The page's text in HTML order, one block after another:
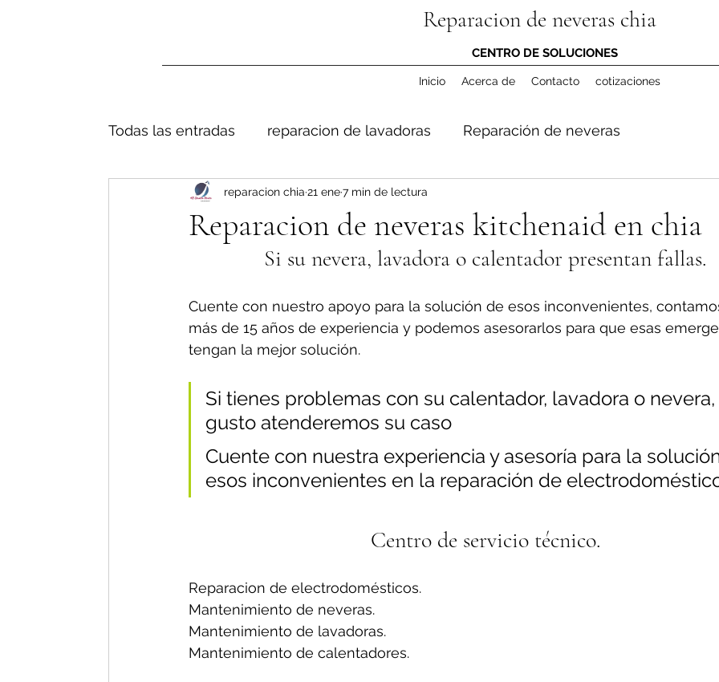
Reparacion de neveras chia
CENTRO DE SOLUCIONES
Inicio Acerca de Contacto cotizaciones
Todas las entradas reparacion de lavadoras Reparación de neveras
Reparacion de neveras kitchenaid en chia
reparacion chia 21 ene 7 min de lectura
Si su nevera, lavadora o calentador presentan fallas.
Cuente con nuestro apoyo para la solución de esos inconvenientes,
más de 15 años de experiencia y podemos asesorarlos para que esas
tengan la mejor solución.
Si tienes problemas con su calentador, lavadora o
gusto atenderemos su caso
Cuente con nuestra experiencia y asesoría para la
esos inconvenientes en la reparación de
Centro de servicio técnico.
Reparacion de electrodomésticos.
Mantenimiento de neveras.
Mantenimiento de lavadoras.
Mantenimiento de calentadores.